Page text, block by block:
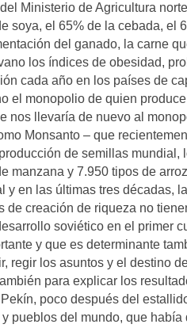
Ministerio de Agricultura
soya, el 65% de la cebada, el
del ganado, la carne
los índices de obesidad,
cada año en los países de
el monopolio de quien
nos llevaría de nuevo al
Monsanto – que
de semillas mundial,
manzana y 7.950 tipos de
y en las últimas tres décadas,
creación de riqueza no
soviético en el primer
y que es determinante
regir los asuntos y el destino
para explicar los
poco después del
pueblos del mundo, que había